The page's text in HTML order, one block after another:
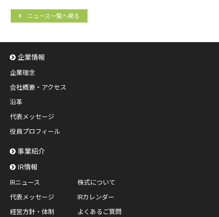
ニュース一覧へ戻る
企業情報
企業理念
会社概要・アクセス
沿革
代表メッセージ
役員プロフィール
事業紹介
IR情報
IRニュース
代表メッセージ
経営方針・体制
株式について
IRカレンダー
よくあるご質問